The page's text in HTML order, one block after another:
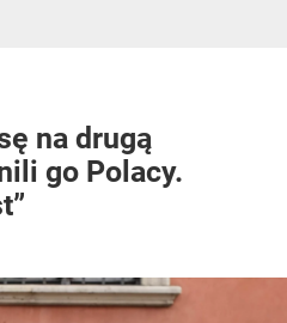
na drugą
go Polacy.